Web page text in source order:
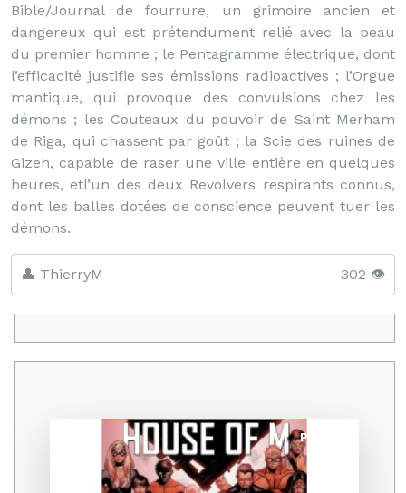
Bible/Journal de fourrure, un grimoire ancien et
dangereux qui est prétendument relié avec la peau
du premier homme ; le Pentagramme électrique, dont
l’efficacité justifie ses émissions radioactives ; l’Orgue
mantique, qui provoque des convulsions chez les
démons ; les Couteaux du pouvoir de Saint Merham
de Riga, qui chassent par goût ; la Scie des ruines de
Gizeh, capable de raser une ville entière en quelques
heures, etl’un des deux Revolvers respirants connus,
dont les balles dotées de conscience peuvent tuer les
démons.
👤 ThierryM 302 👁️
Promo